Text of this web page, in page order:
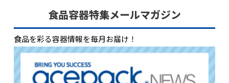
食品容器特集メールマガジン
食品を彩る容器情報を毎月お届け！